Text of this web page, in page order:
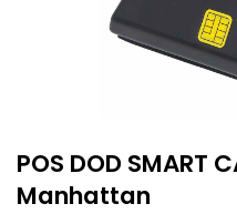
POS DOD SMART
Manhattan